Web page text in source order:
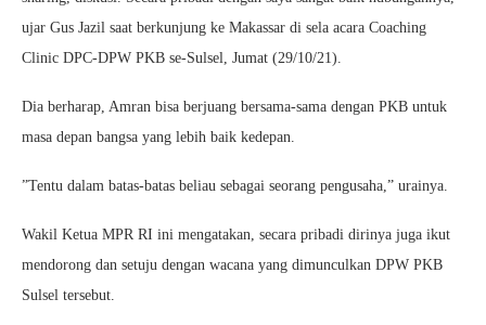
ujar Gus Jazil saat berkunjung ke Makassar di sela acara Coaching
Clinic DPC-DPW PKB se-Sulsel, Jumat (29/10/21).
Dia berharap, Amran bisa berjuang bersama-sama dengan PKB untuk
masa depan bangsa yang lebih baik kedepan.
”Tentu dalam batas-batas beliau sebagai seorang pengusaha,” urainya.
Wakil Ketua MPR RI ini mengatakan, secara pribadi dirinya juga ikut
mendorong dan setuju dengan wacana yang dimunculkan DPW PKB
Sulsel tersebut.